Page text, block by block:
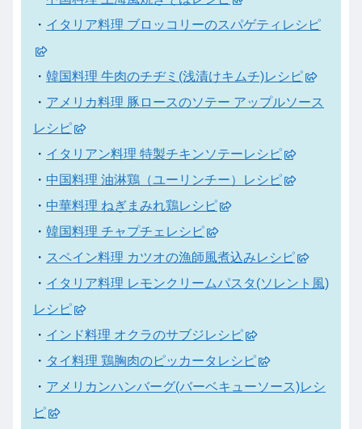
・ イタリア料理 ブロッコリーのスパゲティレシピ
・ 韓国料理 牛肉のチヂミ(浅漬けキムチ)レシピ
・ アメリカ料理 豚ロースのソテー アップルソース
レシピ
・ イタリアン料理 特製チキンソテーレシピ
・ 中国料理 油淋鶏（ユーリンチー）レシピ
・ 中華料理 ねぎまみれ鶏レシピ
・ 韓国料理 チャプチェレシピ
・ スペイン料理 カツオの漁師風煮込みレシピ
・ イタリア料理 レモンクリームパスタ(ソレント風)
レシピ
・ インド料理 オクラのサブジレシピ
・ タイ料理 鶏胸肉のピッカータレシピ
・ アメリカンハンバーグ(バーベキューソース)レシ
ピ